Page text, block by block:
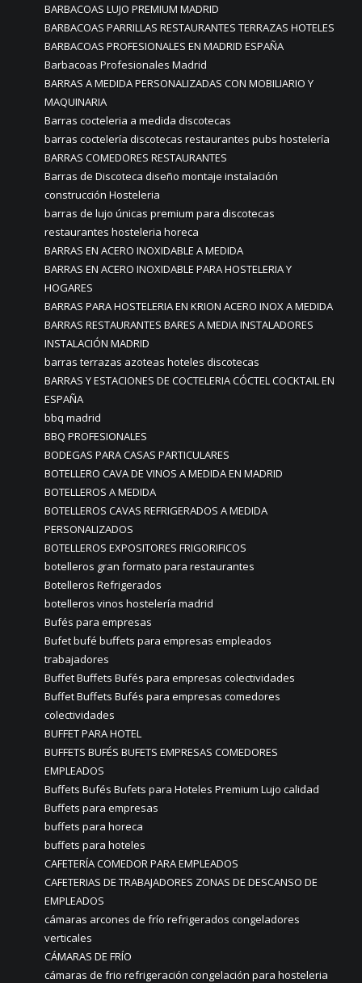
BARBACOAS LUJO PREMIUM MADRID
BARBACOAS PARRILLAS RESTAURANTES TERRAZAS HOTELES
BARBACOAS PROFESIONALES EN MADRID ESPAÑA
Barbacoas Profesionales Madrid
BARRAS A MEDIDA PERSONALIZADAS CON MOBILIARIO Y
MAQUINARIA
Barras cocteleria a medida discotecas
barras coctelería discotecas restaurantes pubs hostelería
BARRAS COMEDORES RESTAURANTES
Barras de Discoteca diseño montaje instalación
construcción Hosteleria
barras de lujo únicas premium para discotecas
restaurantes hosteleria horeca
BARRAS EN ACERO INOXIDABLE A MEDIDA
BARRAS EN ACERO INOXIDABLE PARA HOSTELERIA Y
HOGARES
BARRAS PARA HOSTELERIA EN KRION ACERO INOX A MEDIDA
BARRAS RESTAURANTES BARES A MEDIA INSTALADORES
INSTALACIÓN MADRID
barras terrazas azoteas hoteles discotecas
BARRAS Y ESTACIONES DE COCTELERIA CÓCTEL COCKTAIL EN
ESPAÑA
bbq madrid
BBQ PROFESIONALES
BODEGAS PARA CASAS PARTICULARES
BOTELLERO CAVA DE VINOS A MEDIDA EN MADRID
BOTELLEROS A MEDIDA
BOTELLEROS CAVAS REFRIGERADOS A MEDIDA
PERSONALIZADOS
BOTELLEROS EXPOSITORES FRIGORIFICOS
botelleros gran formato para restaurantes
Botelleros Refrigerados
botelleros vinos hostelería madrid
Bufés para empresas
Bufet bufé buffets para empresas empleados
trabajadores
Buffet Buffets Bufés para empresas colectividades
Buffet Buffets Bufés para empresas comedores
colectividades
BUFFET PARA HOTEL
BUFFETS BUFÉS BUFETS EMPRESAS COMEDORES
EMPLEADOS
Buffets Bufés Bufets para Hoteles Premium Lujo calidad
Buffets para empresas
buffets para horeca
buffets para hoteles
CAFETERÍA COMEDOR PARA EMPLEADOS
CAFETERIAS DE TRABAJADORES ZONAS DE DESCANSO DE
EMPLEADOS
cámaras arcones de frío refrigerados congeladores
verticales
CÁMARAS DE FRÍO
cámaras de frio refrigeración congelación para hosteleria